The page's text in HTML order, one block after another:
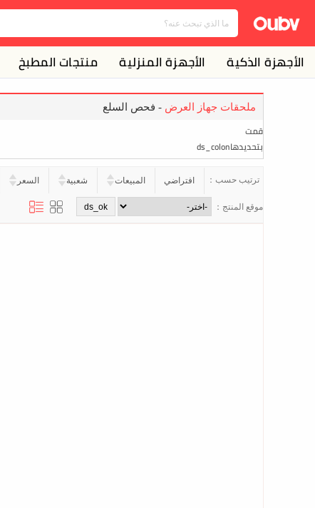
الأجهزة الذكية الأجهزة المنزلية منتجات المطبخ
ملحقات جهاز العرض - فحص السلع
قمت
بتحديدهاds_colon
ترتيب حسب： افتراضي المبيعات شعبية السعر
موقع المنتج：